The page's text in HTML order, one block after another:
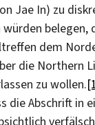
Jae In) zu
würden belegen,
dem
die Northern
zu wollen.
die Abschrift in